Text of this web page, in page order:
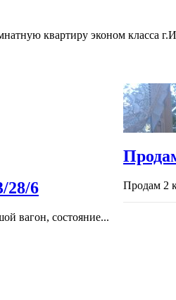
квартиру эконом класса
28/6
вагон, состояние...
Продам 2